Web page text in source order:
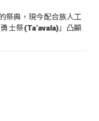
祭典，現今配合族人工
士祭(Ta‘avala)」凸顯